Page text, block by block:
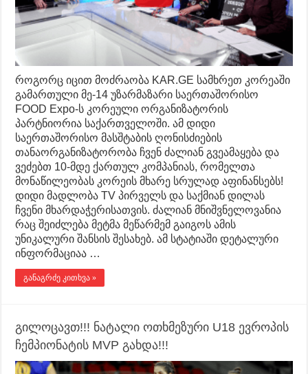
როგორც იცით მოძრაობა KAR.GE სამხრეთ კორეაში
გამართული მე-14 უზარმაზარი საერთაშორისო
FOOD Expo-ს კორეული ორგანიზატორის
პარტნიორია საქართველოში. ამ დიდი
საერთაშორისო მასშტაბის ღონისძიების
თანაორგანიზატორობა ჩვენ ძალიან გვეამაყება და
ვეძებთ 10-მდე ქართულ კომპანიას, რომელთა
მონაწილეობას კორეის მხარე სრულად აფინანსებს!
დიდი მადლობა TV პირველს და საქმიან დილას
ჩვენი მხარდაჭერისათვის. ძალიან მნიშვნელოვანია
რაც შეიძლება მეტმა მეწარმემ გაიგოს ამის
უნიკალური შანსის შესახებ. ამ სტატიაში დეტალური
ინფორმაციაა …
განაგრძე კითხვა »
გილოცავთ!!! ნატალი ოთხმეზური U18 ევროპის
ჩემპიონატის MVP გახდა!!!